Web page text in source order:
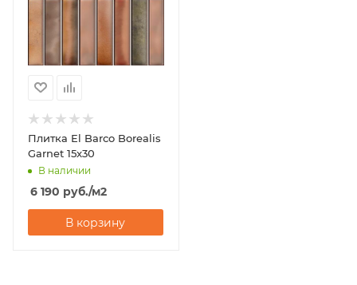
Плитка El Barco Borealis
Garnet 15x30
В наличии
6 190 руб./м2
В корзину